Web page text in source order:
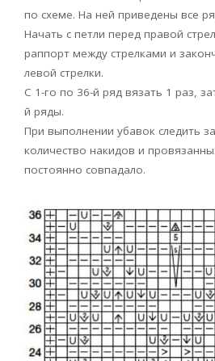
по схеме. На ней приведены все
Начать с петли перед правой
раппорт между стрелками и
левой стрелки.
С 1-го по 36-й ряд вязать 1 раз,
й ряды.
При выполнении убавок следить
количество накидов и
постоянно совпадало.